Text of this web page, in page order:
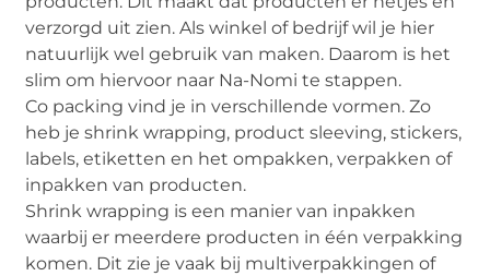
verzorgd uit zien. Als winkel of bedrijf wil je hier
natuurlijk wel gebruik van maken. Daarom is het
slim om hiervoor naar Na-Nomi te stappen.
Co packing vind je in verschillende vormen. Zo
heb je shrink wrapping, product sleeving, stickers,
labels, etiketten en het ompakken, verpakken of
inpakken van producten.
Shrink wrapping is een manier van inpakken
waarbij er meerdere producten in één verpakking
komen. Dit zie je vaak bij multiverpakkingen of